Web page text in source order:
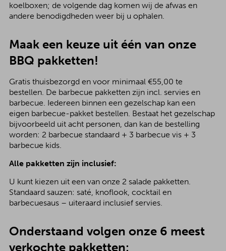
koelboxen; de volgende dag komen wij de afwas en
andere benodigdheden weer bij u ophalen.
Maak een keuze uit één van onze
BBQ pakketten!
Gratis thuisbezorgd en voor minimaal €55,00 te
bestellen. De barbecue pakketten zijn incl. servies en
barbecue. Iedereen binnen een gezelschap kan een
eigen barbecue-pakket bestellen. Bestaat het gezelschap
bijvoorbeeld uit acht personen, dan kan de bestelling
worden: 2 barbecue standaard + 3 barbecue vis + 3
barbecue kids.
Alle pakketten zijn inclusief:
U kunt kiezen uit een van onze 2 salade pakketten.
Standaard sauzen: saté, knoflook, cocktail en
barbecuesaus – uiteraard inclusief servies.
Onderstaand volgen onze 6 meest
verkochte pakketten: